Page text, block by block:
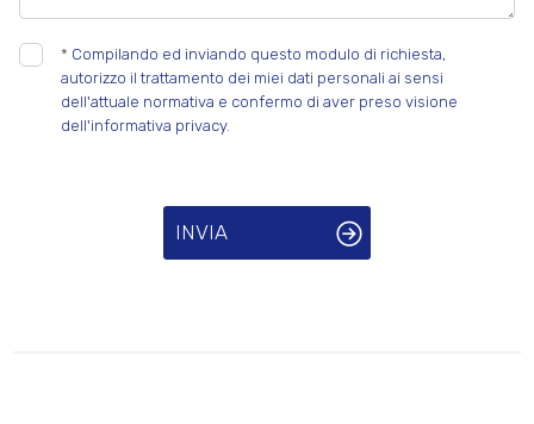
* Compilando ed inviando questo modulo di richiesta,
autorizzo il trattamento dei miei dati personali ai sensi
dell'attuale normativa e confermo di aver preso visione
dell'informativa privacy.
INVIA